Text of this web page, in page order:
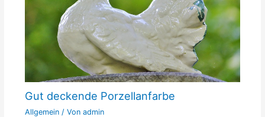
Gut deckende Porzellanfarbe
Allgemein/ Von admin